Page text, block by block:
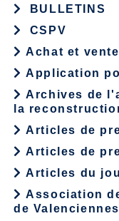
BULLETINS
CSPV
Achat et
Application
Archives de
la
Articles de
Articles de
Articles du
Association
de Valenciennes